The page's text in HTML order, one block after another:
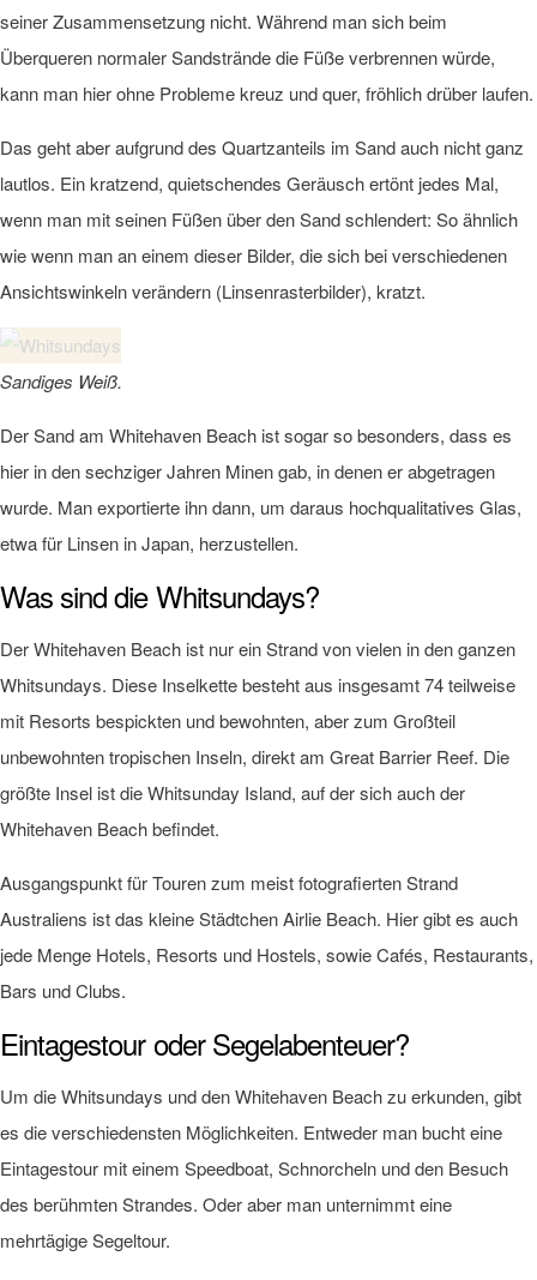
seiner Zusammensetzung nicht. Während man sich beim
Überqueren normaler Sandstrände die Füße verbrennen würde,
kann man hier ohne Probleme kreuz und quer, fröhlich drüber laufen.
Das geht aber aufgrund des Quartzanteils im Sand auch nicht ganz
lautlos. Ein kratzend, quietschendes Geräusch ertönt jedes Mal,
wenn man mit seinen Füßen über den Sand schlendert: So ähnlich
wie wenn man an einem dieser Bilder, die sich bei verschiedenen
Ansichtswinkeln verändern (Linsenrasterbilder), kratzt.
Sandiges Weiß.
Der Sand am Whitehaven Beach ist sogar so besonders, dass es
hier in den sechziger Jahren Minen gab, in denen er abgetragen
wurde. Man exportierte ihn dann, um daraus hochqualitatives Glas,
etwa für Linsen in Japan, herzustellen.
Was sind die Whitsundays?
Der Whitehaven Beach ist nur ein Strand von vielen in den ganzen
Whitsundays. Diese Inselkette besteht aus insgesamt 74 teilweise
mit Resorts bespickten und bewohnten, aber zum Großteil
unbewohnten tropischen Inseln, direkt am Great Barrier Reef. Die
größte Insel ist die Whitsunday Island, auf der sich auch der
Whitehaven Beach befindet.
Ausgangspunkt für Touren zum meist fotografierten Strand
Australiens ist das kleine Städtchen Airlie Beach. Hier gibt es auch
jede Menge Hotels, Resorts und Hostels, sowie Cafés, Restaurants,
Bars und Clubs.
Eintagestour oder Segelabenteuer?
Um die Whitsundays und den Whitehaven Beach zu erkunden, gibt
es die verschiedensten Möglichkeiten. Entweder man bucht eine
Eintagestour mit einem Speedboat, Schnorcheln und den Besuch
des berühmten Strandes. Oder aber man unternimmt eine
mehrtägige Segeltour.